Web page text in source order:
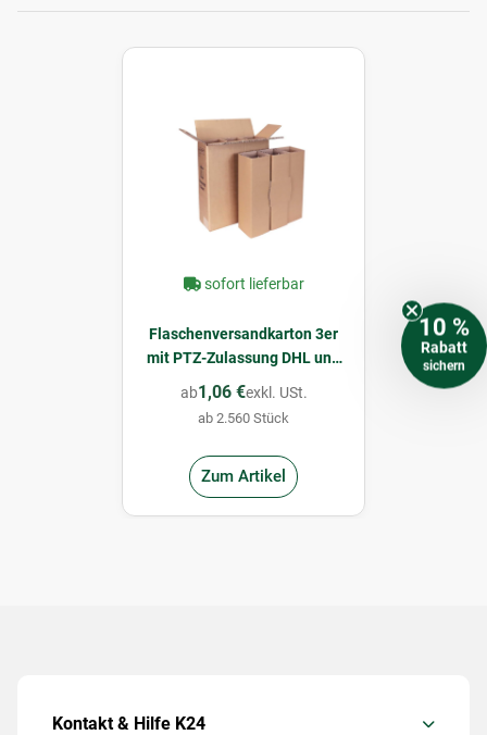
sofort lieferbar
Flaschenversandkarton 3er
mit PTZ-Zulassung DHL und
UPS
ab1,06 €exkl. USt.
ab 2.560 Stück
Zum Artikel
Kontakt & Hilfe K24
10 %
Rabatt
sichern